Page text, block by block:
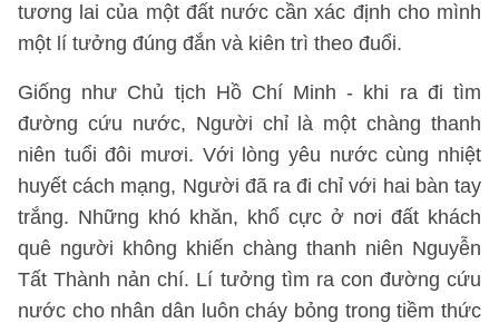
tương lai của một đất nước cần xác định cho mình
một lí tưởng đúng đắn và kiên trì theo đuổi.
Giống như Chủ tịch Hồ Chí Minh - khi ra đi tìm
đường cứu nước, Người chỉ là một chàng thanh
niên tuổi đôi mươi. Với lòng yêu nước cùng nhiệt
huyết cách mạng, Người đã ra đi chỉ với hai bàn tay
trắng. Những khó khăn, khổ cực ở nơi đất khách
quê người không khiến chàng thanh niên Nguyễn
Tất Thành nản chí. Lí tưởng tìm ra con đường cứu
nước cho nhân dân luôn cháy bỏng trong tiềm thức